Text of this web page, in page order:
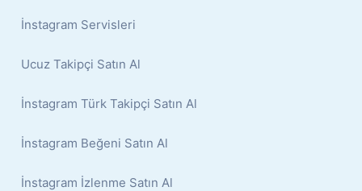
İnstagram Servisleri
Ucuz Takipçi Satın Al
İnstagram Türk Takipçi Satın Al
İnstagram Beğeni Satın Al
İnstagram İzlenme Satın Al